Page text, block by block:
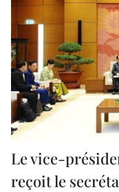
Le vice-
reçoit le